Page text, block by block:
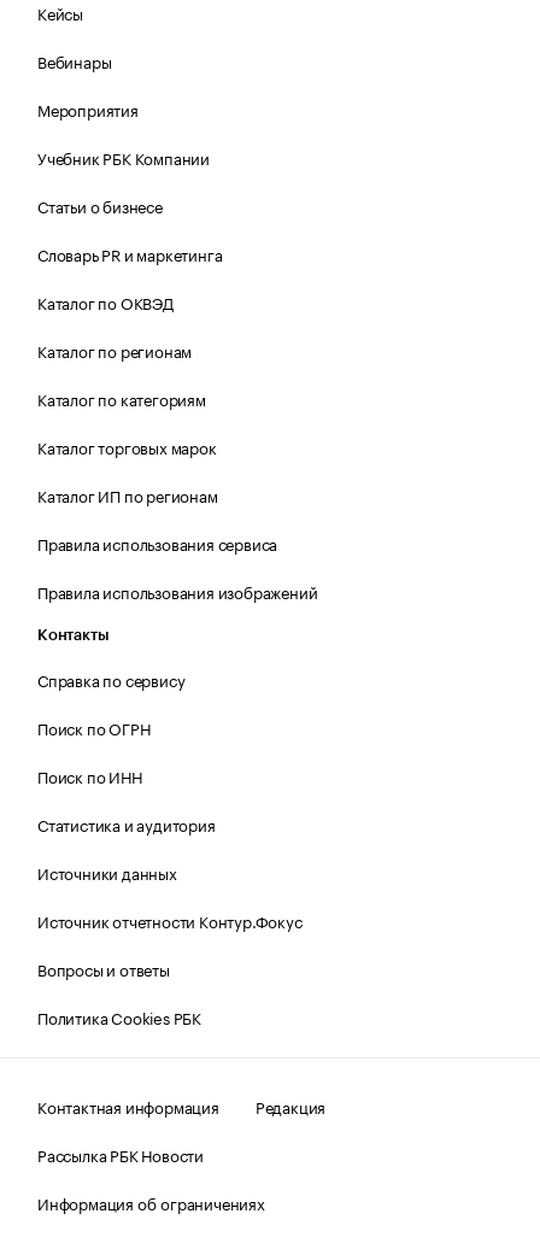
Кейсы
Вебинары
Мероприятия
Учебник РБК Компании
Статьи о бизнесе
Словарь PR и маркетинга
Каталог по ОКВЭД
Каталог по регионам
Каталог по категориям
Каталог торговых марок
Каталог ИП по регионам
Правила использования сервиса
Правила использования изображений
Контакты
Справка по сервису
Поиск по ОГРН
Поиск по ИНН
Статистика и аудитория
Источники данных
Источник отчетности Контур.Фокус
Вопросы и ответы
Политика Cookies РБК
Контактная информация
Редакция
Рассылка РБК Новости
Информация об ограничениях